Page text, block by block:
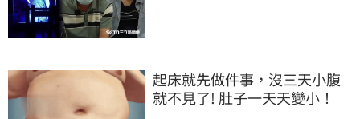
起床就先做件事，沒三天小腹
就不見了! 肚子一天天變小！